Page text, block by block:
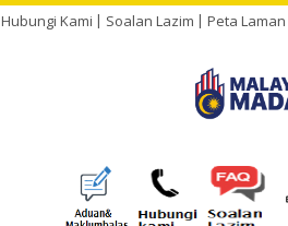
Hubungi Kami Soalan Lazim Peta Laman